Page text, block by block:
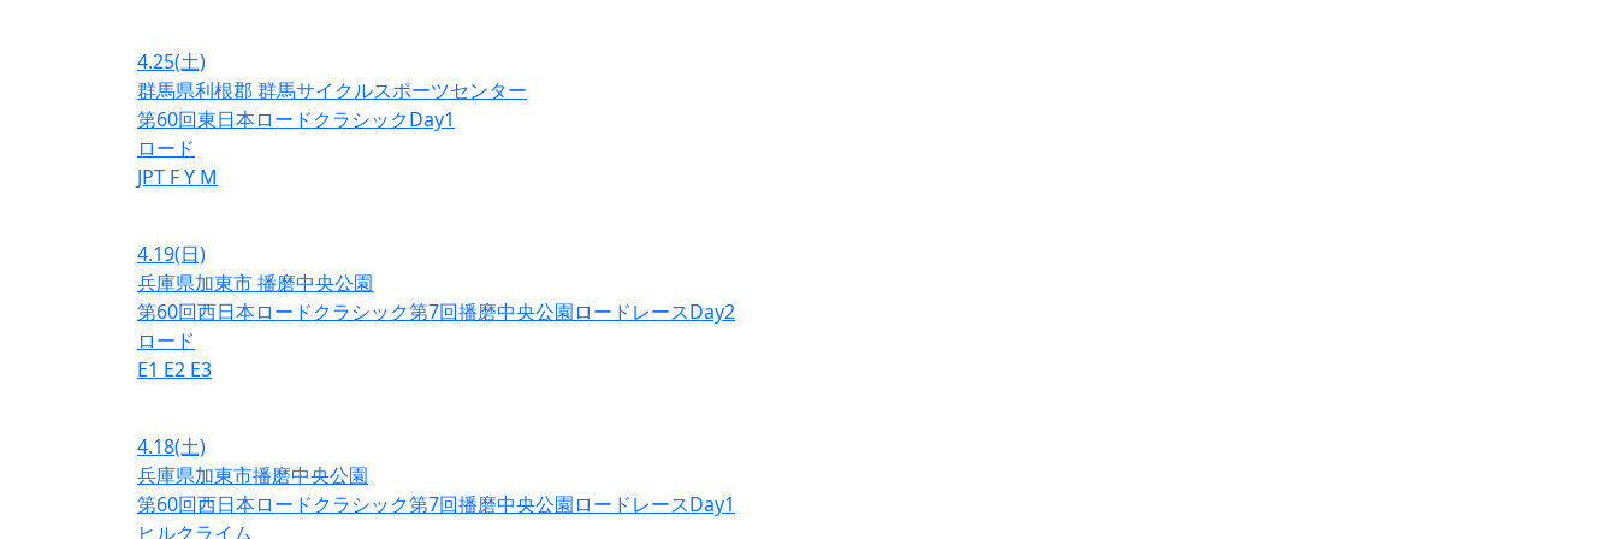
4.25(土)
群馬県利根郡 群馬サイクルスポーツセンター
第60回東日本ロードクラシックDay1
ロード
JPT FY M
4.19(日)
兵庫県加東市 播磨中央公園
第60回西日本ロードクラシック第7回播磨中央公園ロードレースDay2
ロード
E1 E2 E3
4.18(土)
兵庫県加東市播磨中央公園
第60回西日本ロードクラシック第7回播磨中央公園ロードレースDay1
ヒルクライム